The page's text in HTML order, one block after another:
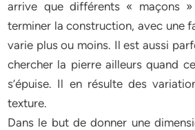
arrive que différents « maçons
terminer la construction, avec une
varie plus ou moins. Il est aussi
chercher la pierre ailleurs quand
s’épuise. Il en résulte des
texture.
Dans le but de donner une